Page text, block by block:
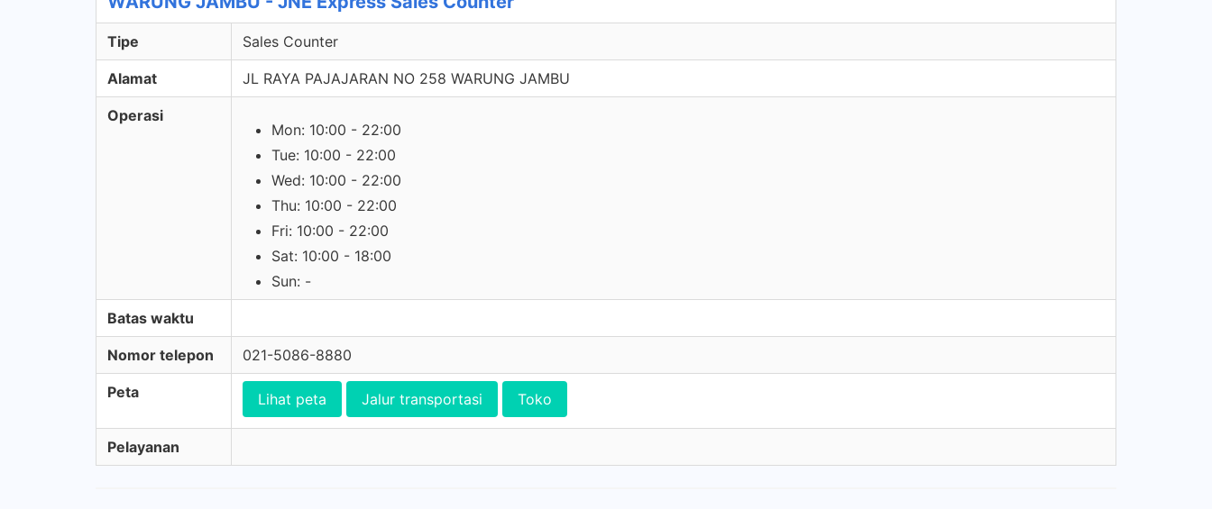
Tipe Sales Counter
Alamat JL RAYA PAJAJARAN NO 258 WARUNG JAMBU
Operasi
Mon: 10:00 - 22:00
Tue: 10:00 - 22:00
Wed: 10:00 - 22:00
Thu: 10:00 - 22:00
Fri: 10:00 - 22:00
Sat: 10:00 - 18:00
Sun: -
Batas waktu
Nomor telepon 021-5086-8880
Peta Lihat peta Jalur transportasi Toko
Pelayanan